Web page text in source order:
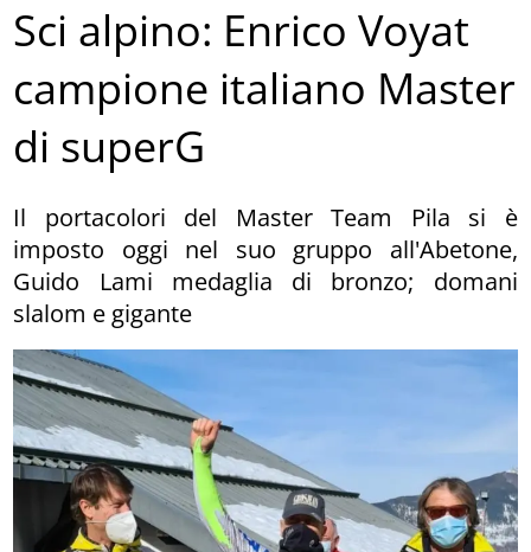
Sci alpino: Enrico Voyat
campione italiano Master
di superG
Il portacolori del Master Team Pila si è
imposto oggi nel suo gruppo all'Abetone,
Guido Lami medaglia di bronzo; domani
slalom e gigante